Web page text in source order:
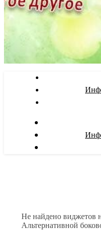
Не найдено виджетов
Альтернативной